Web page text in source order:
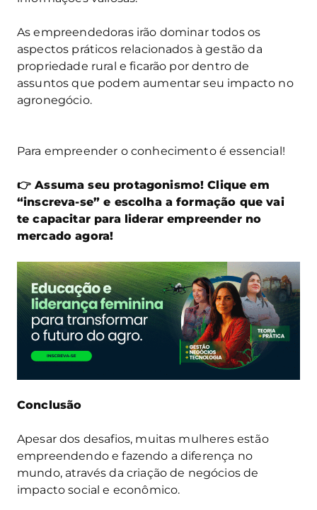
As empreendedoras irão dominar todos os
aspectos práticos relacionados à gestão da
propriedade rural e ficarão por dentro de
assuntos que podem aumentar seu impacto no
agronegócio.
Para empreender o conhecimento é essencial!
👉 Assuma seu protagonismo! Clique em
“inscreva-se” e escolha a formação que vai
te capacitar para liderar empreender no
mercado agora!
Conclusão
Apesar dos desafios, muitas mulheres estão
empreendendo e fazendo a diferença no
mundo, através da criação de negócios de
impacto social e econômico.